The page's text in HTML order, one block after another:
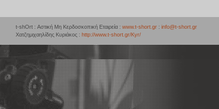
t-shOrt : Αστική Μη Κερδοσκοπική Εταιρεία : www.t-short.gr : info@t-short.gr
Χατζημιχαηλίδης Κυριάκος : http://www.t-short.gr/Kyr/